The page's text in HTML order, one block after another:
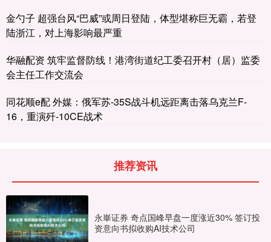
金勺子 超强台风“巴威”或周日登陆，体型堪称巨无霸，若登
陆浙江，对上海影响最严重
华融配资 筑牢监督防线！港湾街道纪工委召开村（居）监委
会主任工作交流会
同花顺e配 外媒：俄军苏-35S战斗机远距离击落乌克兰F-
16，重演歼-10CE战术
推荐资讯
永崋证券 奇点国峰早盘一度涨近30% 签订投
资意向书拟收购AI技术公司